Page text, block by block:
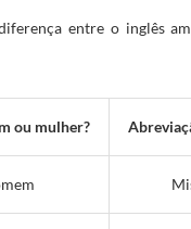
entre o inglês
ou mulher?